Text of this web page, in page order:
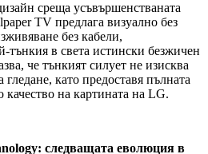
среща усъвършенстваната
TV предлага визуално без
без кабели,
тънкия в света истински безжичен
че тънкият силует не изисква
като предоставя пълната
на картината на LG.
следващата еволюция в